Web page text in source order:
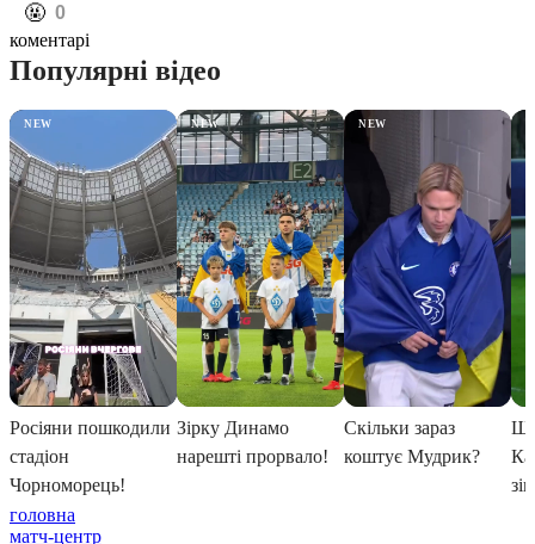
️🤬 0
коментарі
головна
матч-центр